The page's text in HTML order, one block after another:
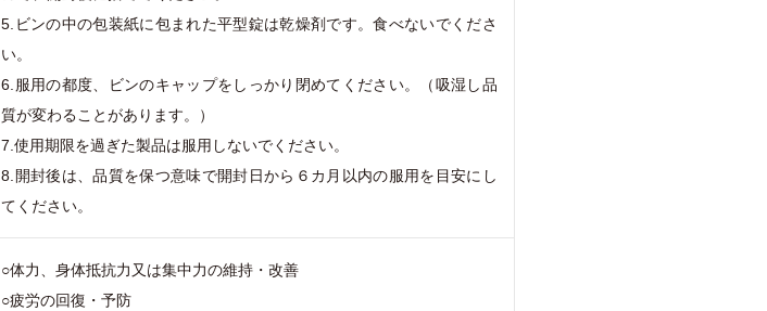
5.ビンの中の包装紙に包まれた平型錠は乾燥剤です。食べないでくださ
い。
6.服用の都度、ビンのキャップをしっかり閉めてください。（吸湿し品
質が変わることがあります。）
7.使用期限を過ぎた製品は服用しないでください。
8.開封後は、品質を保つ意味で開封日から６カ月以内の服用を目安にし
てください。
○体力、身体抵抗力又は集中力の維持・改善
○疲労の回復・予防